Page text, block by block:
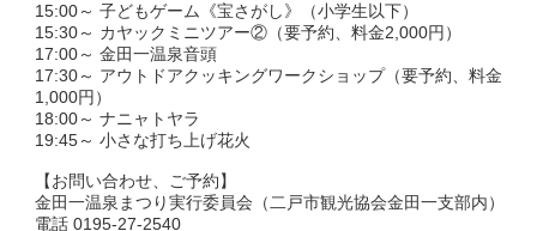
15:00～ 子どもゲーム《宝さがし》（小学生以下）
15:30～ カヤックミニツアー②（要予約、料金2,000円）
17:00～ 金田一温泉音頭
17:30～ アウトドアクッキングワークショップ（要予約、料金
1,000円）
18:00～ ナニャトヤラ
19:45～ 小さな打ち上げ花火
【お問い合わせ、ご予約】
金田一温泉まつり実行委員会（二戸市観光協会金田一支部内）
電話 0195-27-2540